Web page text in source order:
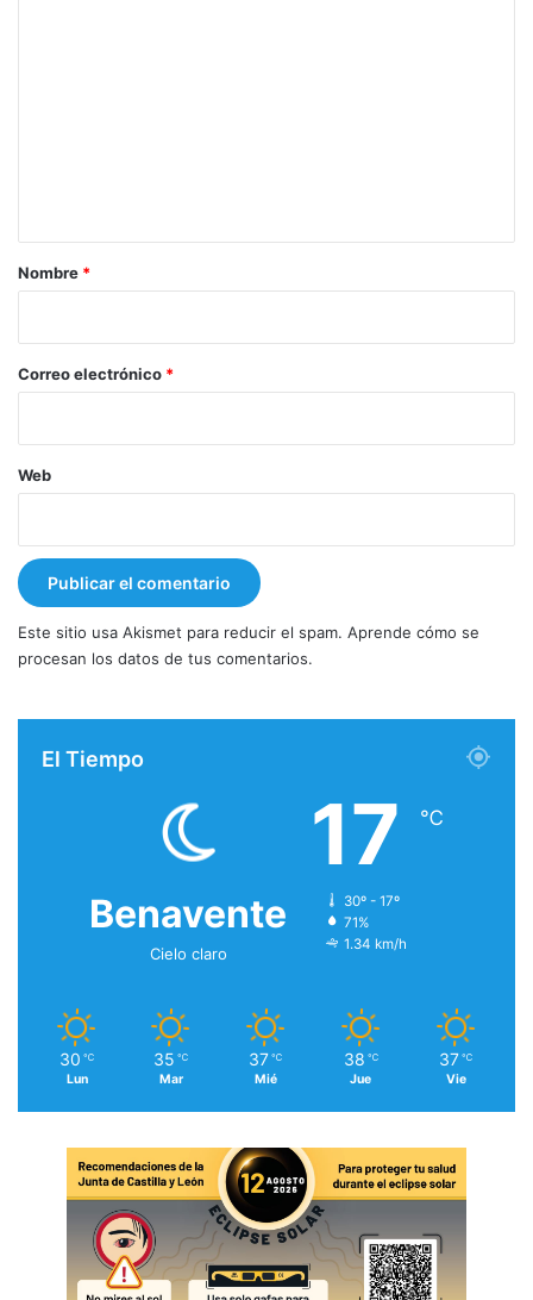
r
*
Nombre *
Correo electrónico *
Web
Este sitio usa Akismet para reducir el spam. Aprende cómo se
procesan los datos de tus comentarios.
El Tiempo
Benavente
Cielo claro
17 ℃
30º - 17º
71%
1.34 km/h
30 ℃
Lun
35 ℃
Mar
37 ℃
Mié
38 ℃
Jue
37 ℃
Vie